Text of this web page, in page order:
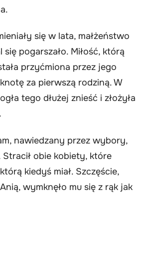
się w lata, małżeństwo
się pogarszało. Miłość, którą
przyćmiona przez jego
za pierwszą rodziną. W
tego dłużej znieść i złożyła
nawiedzany przez wybory,
obie kobiety, które
kiedyś miał. Szczęście,
wymknęło mu się z rąk jak